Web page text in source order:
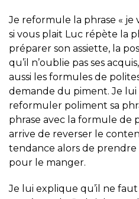
Je reformule la phrase «
si vous plait Luc répète la
préparer son assiette, la
qu’il n’oublie pas ses
aussi les formules de
demande du piment. Je lui
reformuler poliment sa
phrase avec la formule de
arrive de reverser le
tendance alors de prendre
pour le manger.
Je lui explique qu’il ne